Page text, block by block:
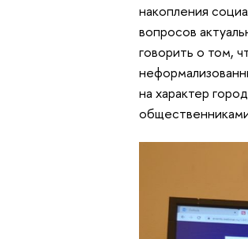
накопления
вопросов
говорить о том,
на характер